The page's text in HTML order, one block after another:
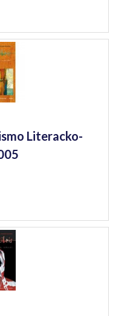
Literacko-